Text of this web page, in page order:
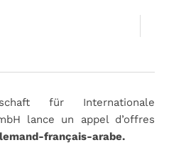
für Internationale
lance un appel d’offres
français-arabe.